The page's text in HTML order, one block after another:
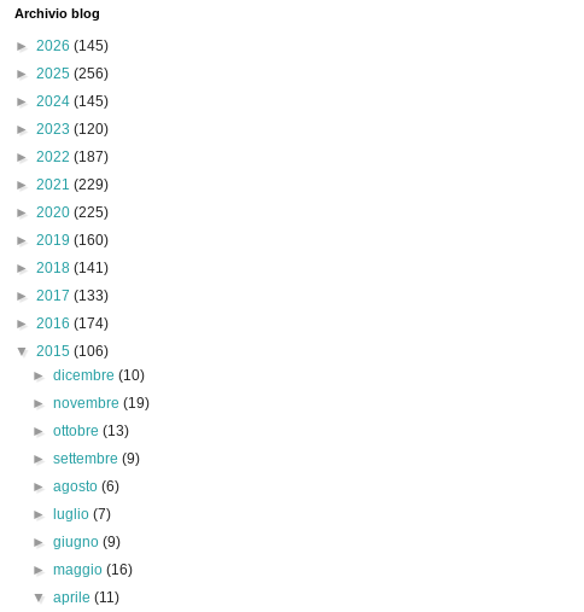
Archivio blog
► 2026 (145)
► 2025 (256)
► 2024 (145)
► 2023 (120)
► 2022 (187)
► 2021 (229)
► 2020 (225)
► 2019 (160)
► 2018 (141)
► 2017 (133)
► 2016 (174)
▼ 2015 (106)
►dicembre(10)
►novembre(19)
►ottobre(13)
►settembre(9)
►agosto(6)
►
luglio(7)
►giugno(9)
►maggio(16)
▼aprile(11)